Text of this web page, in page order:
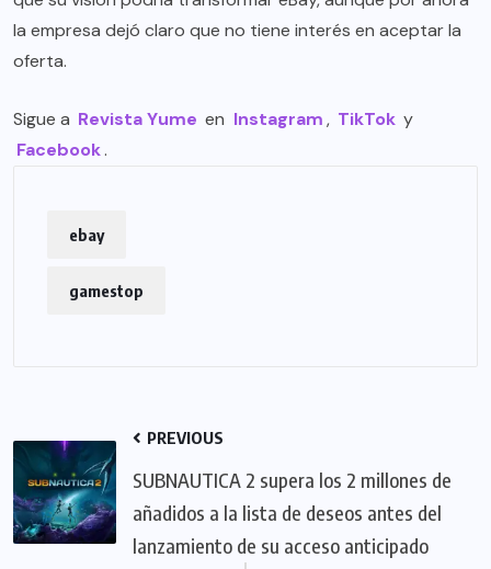
la empresa dejó claro que no tiene interés en aceptar la
oferta.
Sigue a Revista Yume en Instagram, TikTok y
Facebook.
ebay
gamestop
PREVIOUS
SUBNAUTICA 2 supera los 2 millones de
añadidos a la lista de deseos antes del
lanzamiento de su acceso anticipado